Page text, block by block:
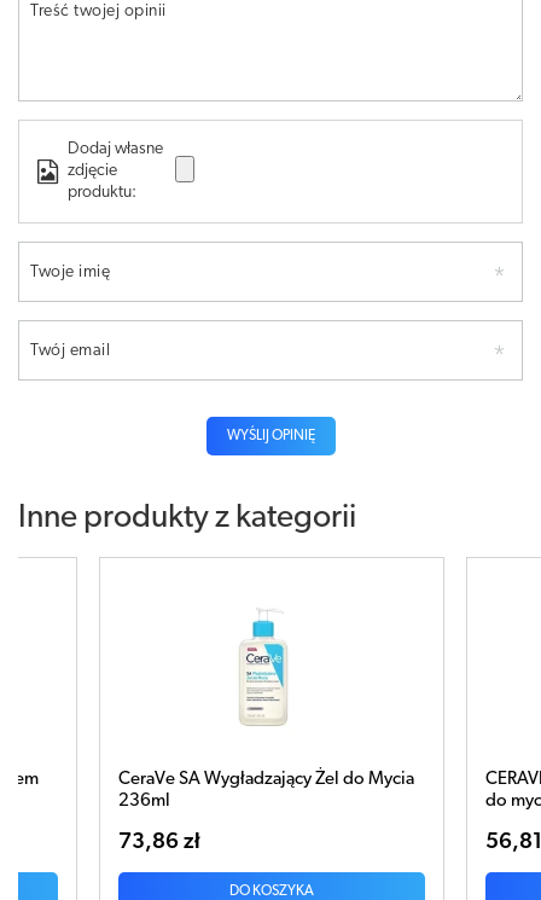
Treść twojej opinii
Dodaj własne
zdjęcie
produktu:
Twoje imię
Twój email
WYŚLIJ OPINIĘ
Inne produkty z kategorii
CeraVe SA Wygładzający Żel do Mycia
236ml
73,86 zł
DO KOSZYKA
do